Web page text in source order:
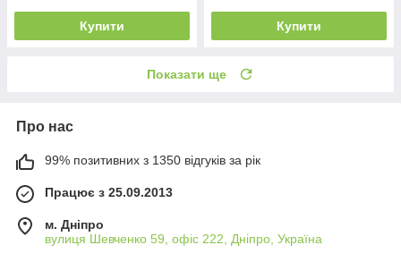
Купити Купити
Показати ще
Про нас
99% позитивних з 1350 відгуків за рік
Працює з 25.09.2013
м. Дніпро
вулиця Шевченко 59, офіс 222, Дніпро, Україна